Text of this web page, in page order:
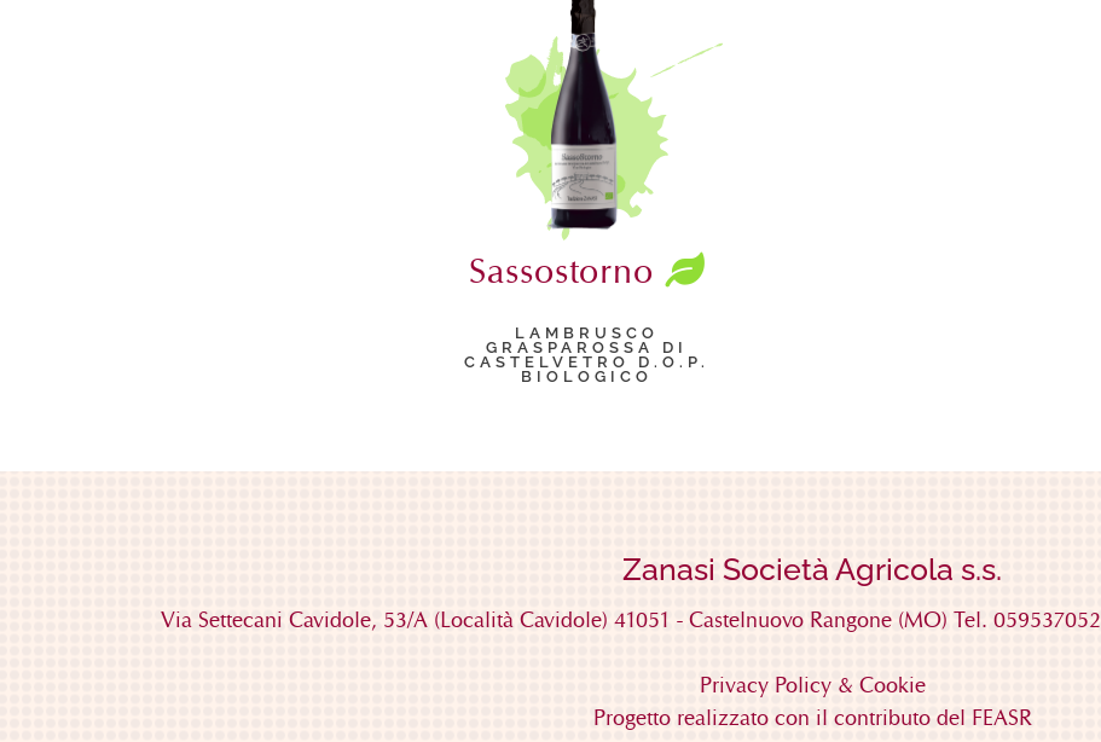
Sassostorno
LAMBRUSCO
GRASPAROSSA DI
CASTELVETRO D.O.P.
BIOLOGICO
Zanasi Società Agricola s.s.
Via Settecani Cavidole, 53/A (Località Cavidole) 41051 - Castelnuovo Rangone (MO) Tel. 059537052
Privacy Policy & Cookie
Progetto realizzato con il contributo del FEASR